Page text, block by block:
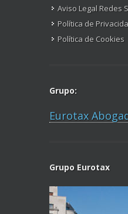
Aviso Legal Redes
Política de
Política de Cookies
Grupo:
Eurotax
Grupo Eurotax